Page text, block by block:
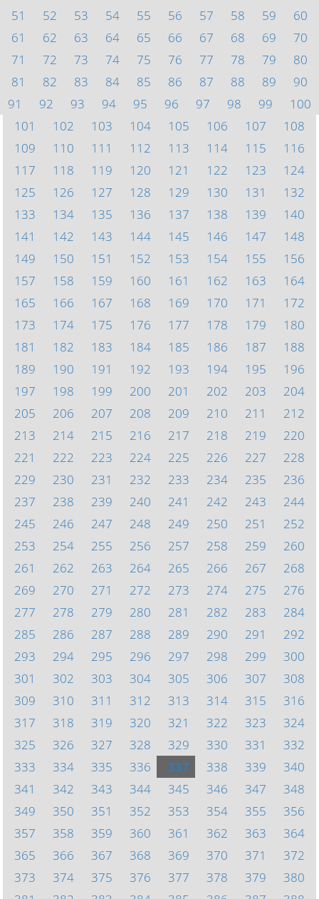
51
52 53 54 55 56 57 58 59
60
61
62 63 64 65 66 67 68 69
70
71
72 73 74 75 76 77 78 79
80
81
82 83 84 85 86 87 88 89
90
91
92 93 94 95 96 97 98 99
100
101
102 103 104 105 106 107
108
109
110 111 112 113 114 115
116
117
118 119 120 121 122 123
124
125
126 127 128 129 130 131
132
133
134 135 136 137 138 139
140
141
142 143 144 145 146 147
148
149
150 151 152 153 154 155
156
157
158 159 160 161 162 163
164
165
166 167 168 169 170 171
172
173
174 175 176 177 178 179
180
181
182 183 184 185 186 187
188
189
190 191 192 193 194 195
196
197
198 199 200 201 202 203
204
205
206 207 208 209 210 211
212
213
214 215 216 217 218 219
220
221
222 223 224 225 226 227
228
229
230 231 232 233 234 235
236
237
238 239 240 241 242 243
244
245
246 247 248 249 250 251
252
253
254 255 256 257 258 259
260
261
262 263 264 265 266 267
268
269
270 271 272 273 274 275
276
277
278 279 280 281 282 283
284
285
286 287 288 289 290 291
292
293
294 295 296 297 298 299
300
301
302 303 304 305 306 307
308
309
310 311 312 313 314 315
316
317
318 319 320 321 322 323
324
325
326 327 328 329 330 331
332
333
334 335 336 337 338 339
340
341
342 343 344 345 346 347
348
349
350 351 352 353 354 355
356
357
358 359 360 361 362 363
364
365
366 367 368 369 370 371
372
373
374 375 376 377 378 379
380